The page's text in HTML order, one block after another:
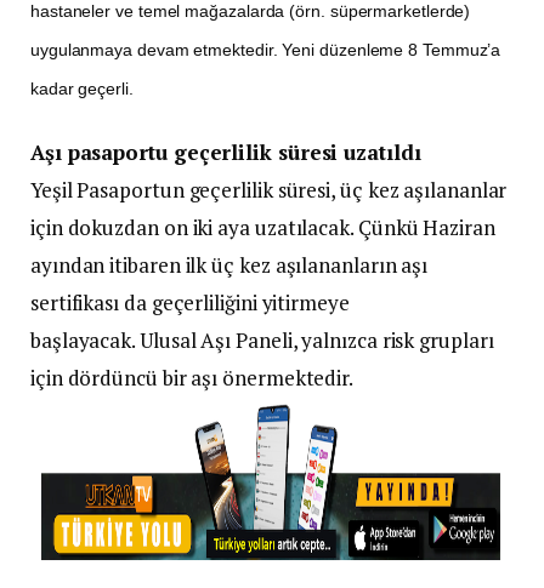
hastaneler ve temel mağazalarda (örn. süpermarketlerde)
uygulanmaya devam etmektedir. Yeni düzenleme 8 Temmuz’a
kadar geçerli.
Aşı pasaportu geçerlilik süresi uzatıldı
Yeşil Pasaportun geçerlilik süresi, üç kez aşılananlar
için dokuzdan on iki aya uzatılacak. Çünkü Haziran
ayından itibaren ilk üç kez aşılananların aşı
sertifikası da geçerliliğini yitirmeye
başlayacak. Ulusal Aşı Paneli, yalnızca risk grupları
için dördüncü bir aşı önermektedir.